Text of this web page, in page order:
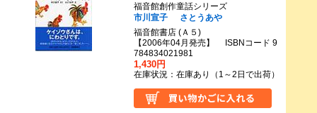
福音館創作童話シリーズ
市川宣子
さとうあや
福音館書店 (Ａ５)
【2006年04月発売】 ISBNコード 9
784834021981
1,430円
在庫状況：在庫あり（1～2日で出荷）